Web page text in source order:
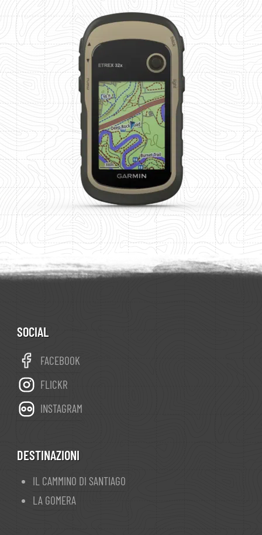
SOCIAL
FACEBOOK
FLICKR
INSTAGRAM
DESTINAZIONI
IL CAMMINO DI SANTIAGO
LA GOMERA